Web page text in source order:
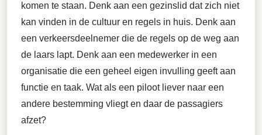
komen te staan. Denk aan een gezinslid dat zich niet
kan vinden in de cultuur en regels in huis. Denk aan
een verkeersdeelnemer die de regels op de weg aan
de laars lapt. Denk aan een medewerker in een
organisatie die een geheel eigen invulling geeft aan
functie en taak. Wat als een piloot liever naar een
andere bestemming vliegt en daar de passagiers
afzet?